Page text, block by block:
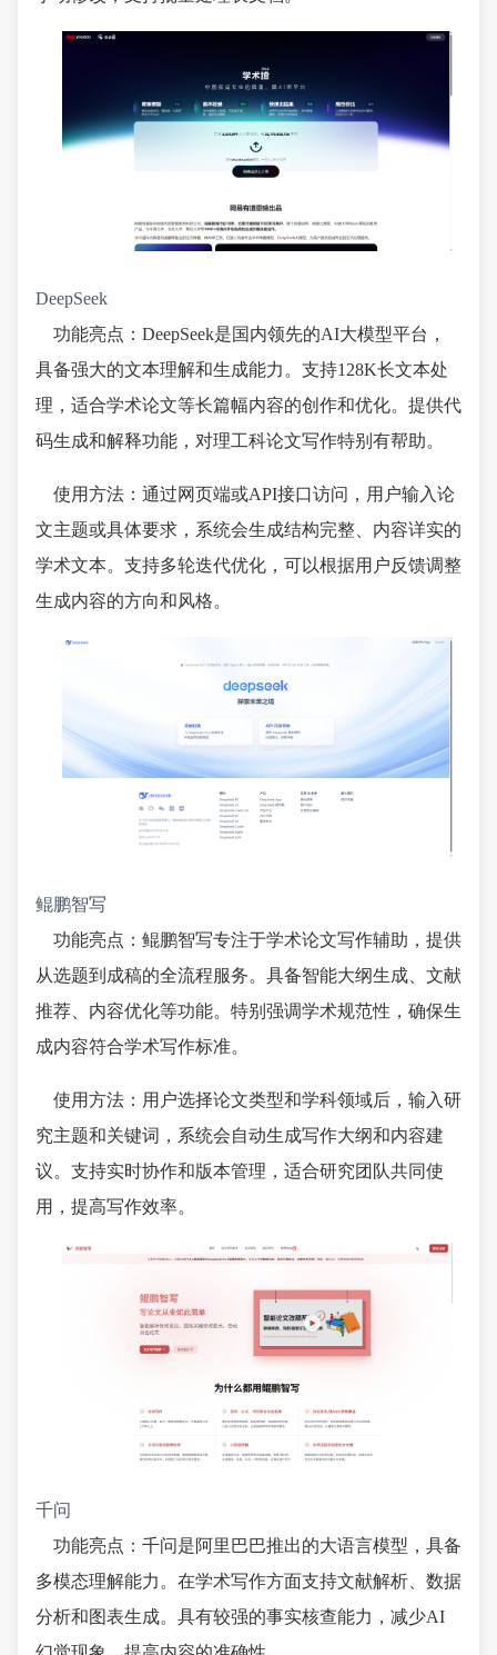
DeepSeek
功能亮点：DeepSeek是国内领先的AI大模型平台，
具备强大的文本理解和生成能力。支持128K长文本处
理，适合学术论文等长篇幅内容的创作和优化。提供代
码生成和解释功能，对理工科论文写作特别有帮助。
使用方法：通过网页端或API接口访问，用户输入论
文主题或具体要求，系统会生成结构完整、内容详实的
学术文本。支持多轮迭代优化，可以根据用户反馈调整
生成内容的方向和风格。
鲲鹏智写
功能亮点：鲲鹏智写专注于学术论文写作辅助，提供
从选题到成稿的全流程服务。具备智能大纲生成、文献
推荐、内容优化等功能。特别强调学术规范性，确保生
成内容符合学术写作标准。
使用方法：用户选择论文类型和学科领域后，输入研
究主题和关键词，系统会自动生成写作大纲和内容建
议。支持实时协作和版本管理，适合研究团队共同使
用，提高写作效率。
千问
功能亮点：千问是阿里巴巴推出的大语言模型，具备
多模态理解能力。在学术写作方面支持文献解析、数据
分析和图表生成。具有较强的事实核查能力，减少AI